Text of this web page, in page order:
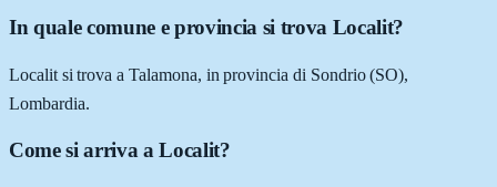
In quale comune e provincia si trova Localit?
Localit si trova a Talamona, in provincia di Sondrio (SO),
Lombardia.
Come si arriva a Localit?